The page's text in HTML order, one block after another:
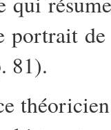
portrait
81).